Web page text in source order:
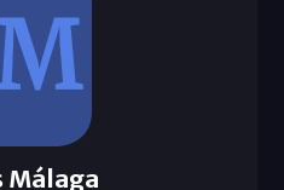
Málaga